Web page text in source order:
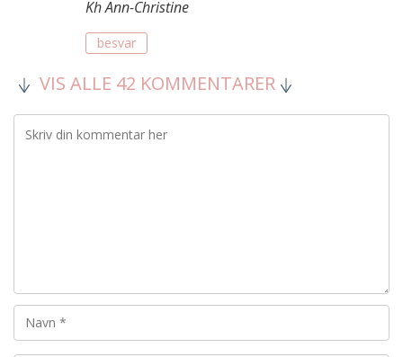
Kh Ann-Christine
besvar
VIS ALLE 42 KOMMENTARER